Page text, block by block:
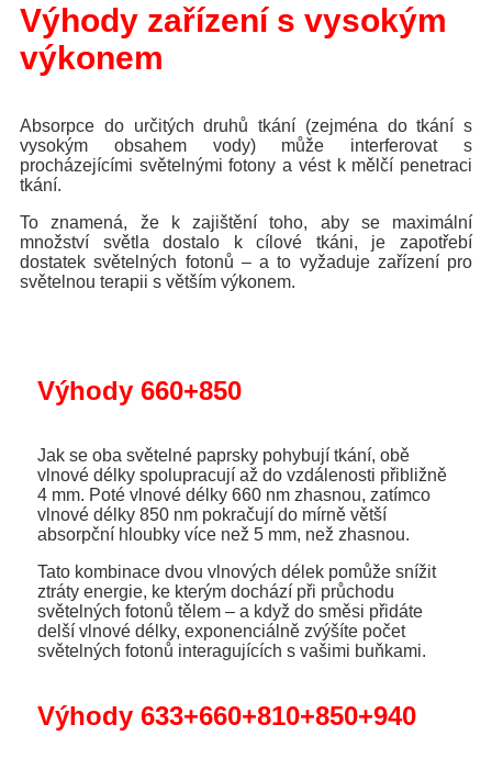
Výhody zařízení s vysokým
výkonem
Absorpce do určitých druhů tkání (zejména do tkání s
vysokým obsahem vody) může interferovat s
procházejícími světelnými fotony a vést k mělčí penetraci
tkání.
To znamená, že k zajištění toho, aby se maximální
množství světla dostalo k cílové tkáni, je zapotřebí
dostatek světelných fotonů – a to vyžaduje zařízení pro
světelnou terapii s větším výkonem.
Výhody 660+850
Jak se oba světelné paprsky pohybují tkání, obě
vlnové délky spolupracují až do vzdálenosti přibližně
4 mm. Poté vlnové délky 660 nm zhasnou, zatímco
vlnové délky 850 nm pokračují do mírně větší
absorpční hloubky více než 5 mm, než zhasnou.
Tato kombinace dvou vlnových délek pomůže snížit
ztráty energie, ke kterým dochází při průchodu
světelných fotonů tělem – a když do směsi přidáte
delší vlnové délky, exponenciálně zvýšíte počet
světelných fotonů interagujících s vašimi buňkami.
Výhody 633+660+810+850+940